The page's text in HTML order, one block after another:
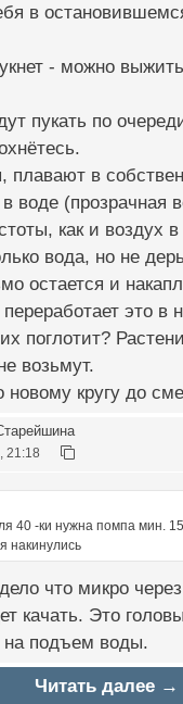
в
- можно
пукать по
плавают в
воде (прозрачная
как и воздух
вода, но не
остается и
это в
поглотит?
возьмут.
новому кругу до
21:18
40 -ки нужна помпа мин.
накинулись
что микро через
качать. Это
на подъем воды.
Читать далее →